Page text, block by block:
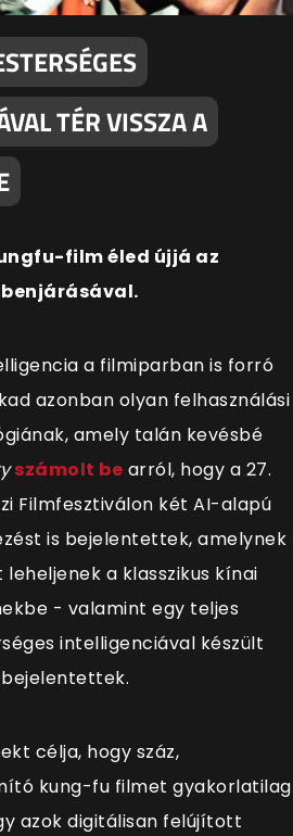
TÉR VISSZA A
film éled újjá az
a filmiparban is forró
azonban olyan felhasználási
amely talán kevésbé
számolt be arról, hogy a 27.
Filmfesztiválon két AI-alapú
is bejelentettek, amelynek
a klasszikus kínai
- valamint egy teljes
intelligenciával készült
célja, hogy száz,
kung-fu filmet gyakorlatilag
azok digitálisan felújított